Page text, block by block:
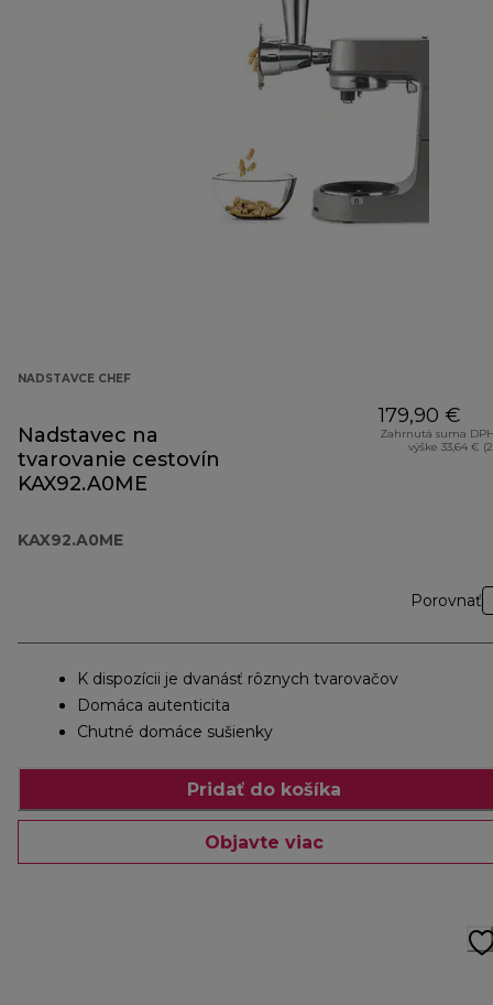
NADSTAVCE CHEF
Nadstavec na
tvarovanie cestovín
KAX92.A0ME
KAX92.A0ME
179,90 €
Zahrnutá suma
výške 33,64 €
Porovnať
K dispozícii je dvanásť rôznych tvarovačov
Domáca autenticita
Chutné domáce sušienky
Pridať do košíka
Objavte viac